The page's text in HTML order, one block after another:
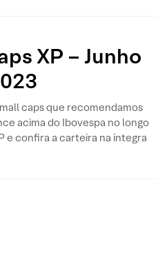
XP – Junho
caps que recomendamos
acima do Ibovespa no longo
e confira a carteira na íntegra